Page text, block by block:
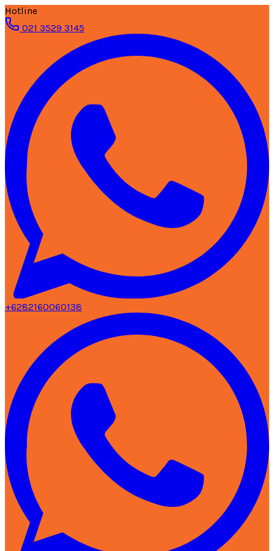
Hotline
021 3529 3145
+6282160060138